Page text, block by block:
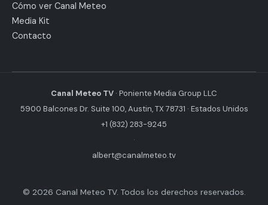
Cómo ver Canal Meteo
Media Kit
Contacto
Canal Meteo TV · Poniente Media Group LLC
5900 Balcones Dr. Suite 100, Austin, TX 78731 · Estados Unidos
+1 (832) 283-9245
·
albert@canalmeteo.tv
© 2026 Canal Meteo TV. Todos los derechos reservados.